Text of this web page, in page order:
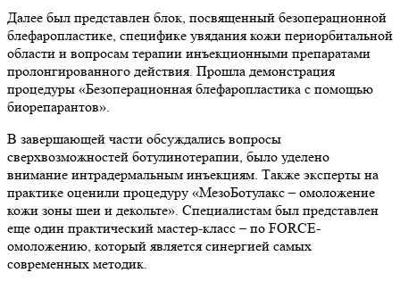
Далее был представлен блок, посвященный безоперационной
блефаропластике, специфике увядания кожи периорбитальной
области и вопросам терапии инъекционными препаратами
пролонгированного действия. Прошла демонстрация
процедуры «Безоперационная блефаропластика с помощью
биорепарантов».
В завершающей части обсуждались вопросы
сверхвозможностей ботулинотерапии, было уделено
внимание интрадермальным инъекциям. Также эксперты на
практике оценили процедуру «МезоБотулакс – омоложение
кожи зоны шеи и декольте». Специалистам был представлен
еще один практический мастер-класс – по FORCE-
омоложению, который является синергией самых
современных методик.